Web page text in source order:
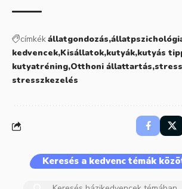
címkékállatgondozás
kedvencek Kisállatok kutyák kutyás
kutyatréning Otthoni állattartás
stresszkezelés
Keresés a kedvenc témák